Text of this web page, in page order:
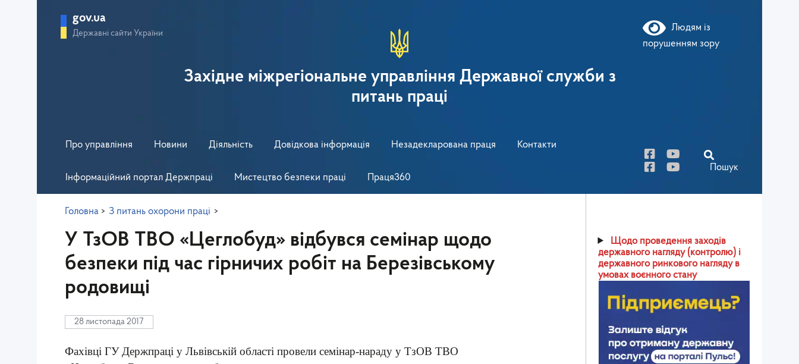
gov.ua
Державні сайти України
Людям із
порушенням зору
Західне міжрегіональне управління Державної служби з
питань праці
Про управління Новини Діяльність Довідкова інформація Незадекларована праця Контакти
Інформаційний портал Держпраці Мистецтво безпеки праці Праця360
Пошук
Головна > З питань охорони праці >
У ТзОВ ТВО «Цеглобуд» відбувся семінар щодо
безпеки під час гірничих робіт на Березівському
родовищі
28 листопада 2017
Фахівці ГУ Держпраці у Львівській області провели семінар-нараду у ТзОВ ТВО
Щодо проведення заходів
державного нагляду (контролю) і
державного ринкового нагляду в
умовах воєнного стану